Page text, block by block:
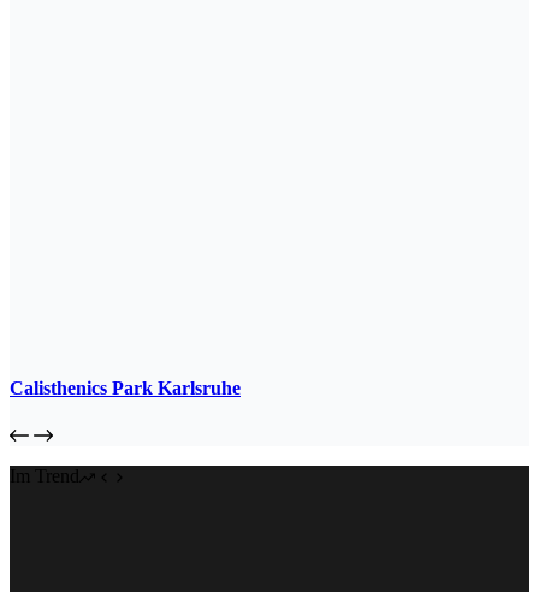
Calisthenics Park Karlsruhe
Im Trend